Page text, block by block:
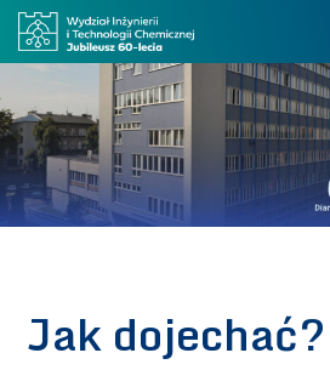
Jak dojechać?